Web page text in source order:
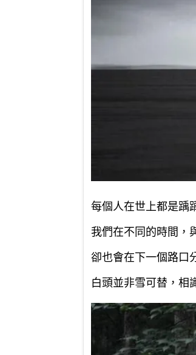
每個人在世上都是踽
我們在不同的時間，
卻也會在下一個路口
白頭並非雪可替，相